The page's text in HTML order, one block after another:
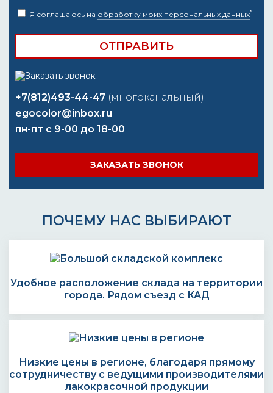
Я соглашаюсь на обработку моих персональных данных*
+7(812)493-44-47 (многоканальный)
egocolor@inbox.ru
пн-пт с 9-00 до 18-00
ЗАКАЗАТЬ ЗВОНОК
ПОЧЕМУ НАС ВЫБИРАЮТ
Удобное расположение склада на территории
города. Рядом съезд с КАД
Низкие цены в регионе, благодаря прямому
сотрудничеству с ведущими производителями
лакокрасочной продукции